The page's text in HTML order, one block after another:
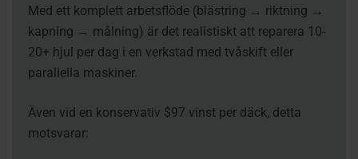
Med ett komplett arbetsflöde (blästring → riktning →
kapning → målning) är det realistiskt att reparera 10-
20+ hjul per dag i en verkstad med tvåskift eller
parallella maskiner.
Även vid en konservativ $97 vinst per däck, detta
motsvarar: